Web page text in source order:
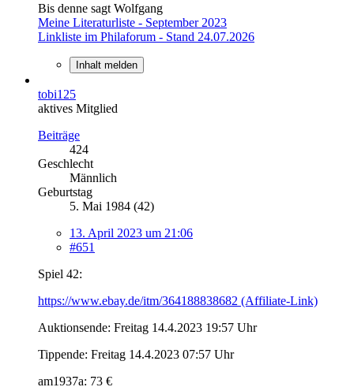
Bis denne sagt Wolfgang
Meine Literaturliste - September 2023
Linkliste im Philaforum - Stand 24.07.2026
Inhalt melden
tobi125
aktives Mitglied
Beiträge
424
Geschlecht
Männlich
Geburtstag
5. Mai 1984 (42)
13. April 2023 um 21:06
#651
Spiel 42:
https://www.ebay.de/itm/364188838682 (Affiliate-Link)
Auktionsende: Freitag 14.4.2023 19:57 Uhr
Tippende: Freitag 14.4.2023 07:57 Uhr
am1937a: 73 €